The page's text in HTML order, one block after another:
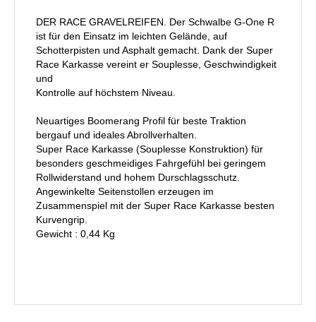
DER RACE GRAVELREIFEN. Der Schwalbe G-One R
ist für den Einsatz im leichten Gelände, auf
Schotterpisten und Asphalt gemacht. Dank der Super
Race Karkasse vereint er Souplesse, Geschwindigkeit
und
Kontrolle auf höchstem Niveau.
Neuartiges Boomerang Profil für beste Traktion
bergauf und ideales Abrollverhalten.
Super Race Karkasse (Souplesse Konstruktion) für
besonders geschmeidiges Fahrgefühl bei geringem
Rollwiderstand und hohem Durschlagsschutz.
Angewinkelte Seitenstollen erzeugen im
Zusammenspiel mit der Super Race Karkasse besten
Kurvengrip.
Gewicht : 0,44 Kg